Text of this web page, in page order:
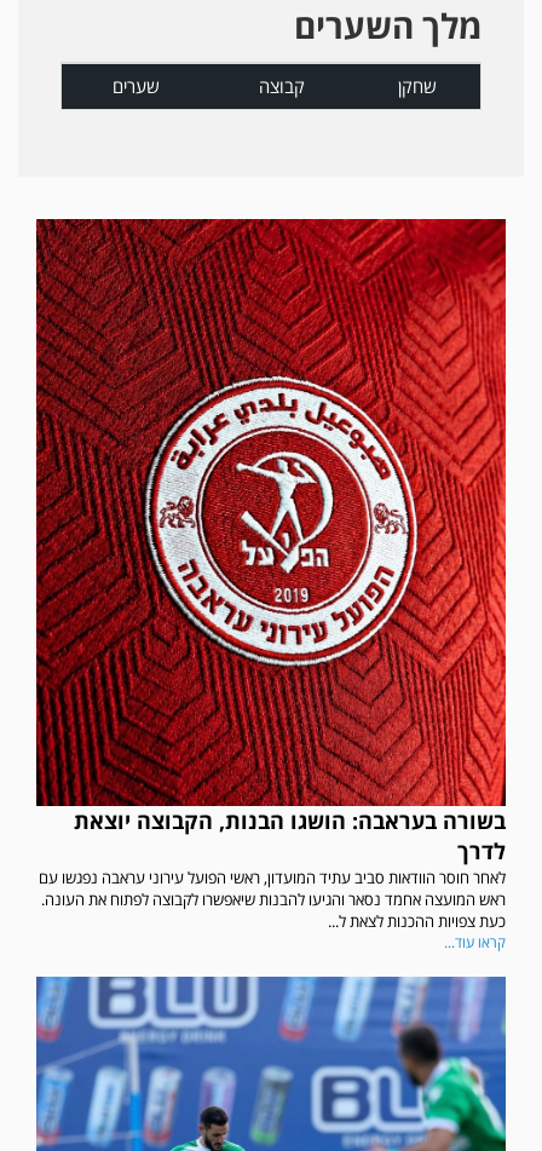
מלך השערים
שחקן קבוצה שערים
בשורה בעראבה: הושגו הבנות, הקבוצה יוצאת
לדרך
לאחר חוסר הוודאות סביב עתיד המועדון, ראשי הפועל עירוני עראבה נפגשו עם
ראש המועצה אחמד נסאר והגיעו להבנות שיאפשרו לקבוצה לפתוח את העונה.
כעת צפויות ההכנות לצאת ל...
קראו עוד...